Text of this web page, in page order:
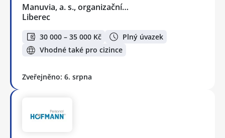
Manuvia, a. s., organizační…
Liberec
30 000 – 35 000 Kč
Plný úvazek
Vhodné také pro cizince
Zveřejněno: 6. srpna